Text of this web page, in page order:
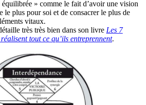
équilibrée » comme le fait d’avoir une vision
le plus pour soi et de consacrer le plus de
vitaux.
très très bien dans son livre Les 7
tout ce qu’ils entreprennent.